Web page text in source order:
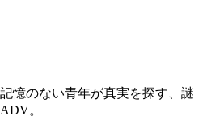
憶のない青年が真実を探す、謎
。